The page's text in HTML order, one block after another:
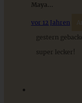
Maya...
vor 12 Jahren
gestern
super lecker!